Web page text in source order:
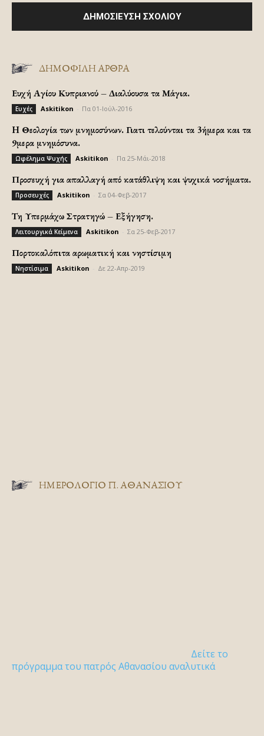
ΔΗΜΟΦΙΛΗ ΑΡΘΡΑ
Ευχή Αγίου Κυπριανού – Διαλύουσα τα Μάγια.
Ευχές Askitikon Πα 01-Ιούλ-2016
H Θεολογία των μνημοσύνων. Γιατι τελούνται τα 3ήμερα και τα
9μερα μνημόσυνα.
Ωφέλημα Ψυχής Askitikon Πα 25-Μάι-2018
Προσευχή για απαλλαγή από κατάθλιψη και ψυχικά νοσήματα.
Προσευχές Askitikon Σα 04-Φεβ-2017
Τη Υπερμάχω Στρατηγώ – Εξήγηση.
Λειτουργικά Κείμενα Askitikon Σα 25-Φεβ-2017
Πορτοκαλόπιτα αρωματική και νηστίσιμη
Νηστίσιμα Askitikon Δε 22-Απρ-2019
ΗΜΕΡΟΛΟΓΙΟ Π. ΑΘΑΝΑΣΙΟΥ
Δείτε το
πρόγραμμα του πατρός Αθανασίου αναλυτικά